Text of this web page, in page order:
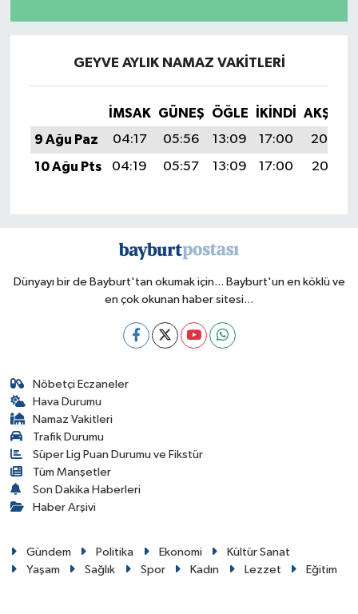
GEYVE AYLIK NAMAZ VAKITLERI
İMSAK GÜNEŞ ÖĞLE İKINDI
AKŞAM
9 Ağu Paz
04:17 05:56 13:09 17:00
20:13
10 Ağu Pts
04:19 05:57 13:09 17:00 20:11
Dünyayı bir de Bayburt'tan okumak için... Bayburt'un en köklü ve
en çok okunan haber sitesi...
Nöbetçi Eczaneler
Hava Durumu
Namaz Vakitleri
Trafik Durumu
Süper Lig Puan Durumu ve Fikstür
Tüm Manşetler
Son Dakika Haberleri
Haber Arşivi
Gündem Politika Ekonomi
Kültür Sanat
Yaşam
Sağlık Spor Kadın Lezzet Eğitim